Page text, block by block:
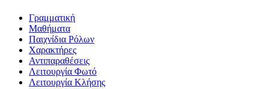
Γραμματική
Μαθήματα
Παιχνίδια Ρόλων
Χαρακτήρες
Αντιπαραθέσεις
Λειτουργία Φωτό
Λειτουργία Κλήσης